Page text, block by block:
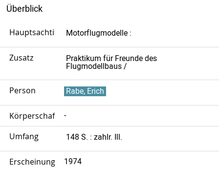
Überblick
Hauptsachtitel Motorflugmodelle :
Zusatz
Praktikum für Freunde des
Flugmodellbaus /
Person Rabe, Erich
Körperschaft -
Umfang 148 S. : zahlr. Ill.
Erscheinungsjahr1974